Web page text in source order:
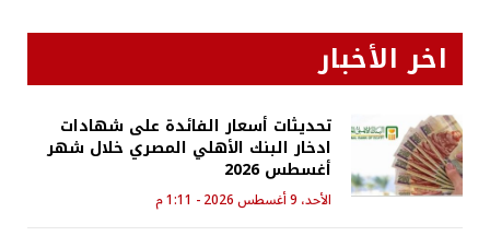
اخر الأخبار
تحديثات أسعار الفائدة على شهادات
ادخار البنك الأهلي المصري خلال شهر
أغسطس 2026
الأحد، 9 أغسطس 2026 - 1:11 م